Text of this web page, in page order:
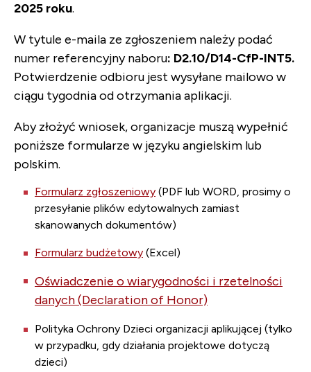
2025 roku.
W tytule e-maila ze zgłoszeniem należy podać
numer referencyjny naboru: D2.10/D14-CfP-INT5.
Potwierdzenie odbioru jest wysyłane mailowo w
ciągu tygodnia od otrzymania aplikacji.
Aby złożyć wniosek, organizacje muszą wypełnić
poniższe formularze w języku angielskim lub
polskim.
Formularz zgłoszeniowy (PDF lub WORD, prosimy o
przesyłanie plików edytowalnych zamiast
skanowanych dokumentów)
Formularz budżetowy (Excel)
Oświadczenie o wiarygodności i rzetelności
danych (Declaration of Honor)
Polityka Ochrony Dzieci organizacji aplikującej (tylko
w przypadku, gdy działania projektowe dotyczą
dzieci)